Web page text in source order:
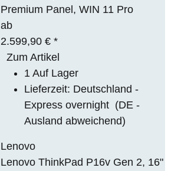
Premium Panel, WIN 11 Pro
ab
2.599,90 €*
Zum Artikel
1 Auf Lager
Lieferzeit: Deutschland -
Express overnight (DE -
Ausland abweichend)
Lenovo
Lenovo ThinkPad P16v Gen 2, 16"